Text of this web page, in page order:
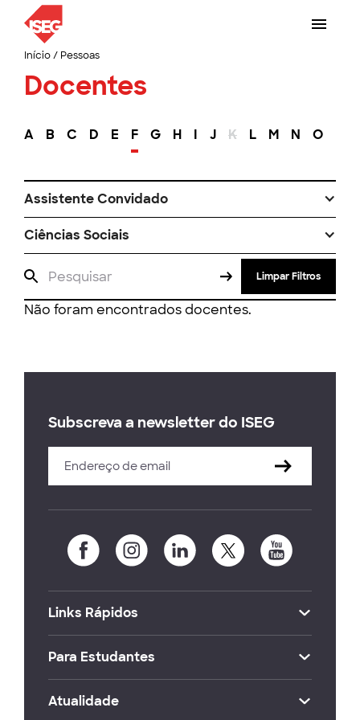
Início/ Pessoas
Docentes
A B C D E F G H I J K L M N O
Assistente Convidado
Ciências Sociais
Limpar Filtros
Não foram encontrados docentes.
Subscreva a newsletter do ISEG
Links Rápidos
Para Estudantes
Atualidade